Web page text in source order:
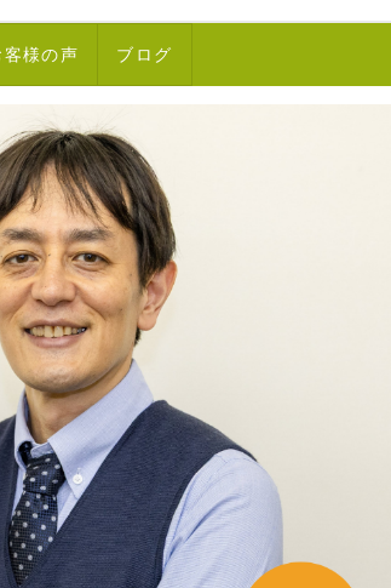
客様の声 ブログ